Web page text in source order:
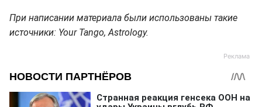
При написании материала были использованы такие
источники: Your Tango, Astrology.